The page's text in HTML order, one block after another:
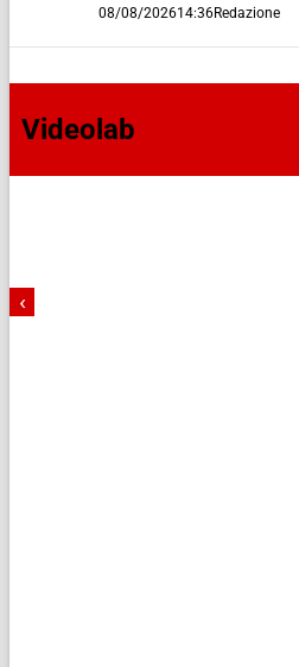
08/08/202614:36Redazione
Videolab
‹